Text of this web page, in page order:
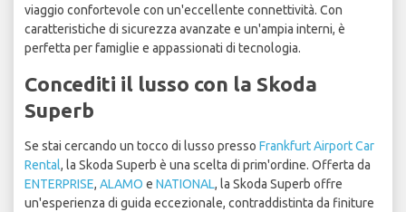
viaggio confortevole con un'eccellente connettività. Con
caratteristiche di sicurezza avanzate e un'ampia interni, è
perfetta per famiglie e appassionati di tecnologia.
Concediti il lusso con la Skoda
Superb
Se stai cercando un tocco di lusso presso Frankfurt Airport Car
Rental, la Skoda Superb è una scelta di prim'ordine. Offerta da
ENTERPRISE, ALAMO e NATIONAL, la Skoda Superb offre
un'esperienza di guida eccezionale, contraddistinta da finiture